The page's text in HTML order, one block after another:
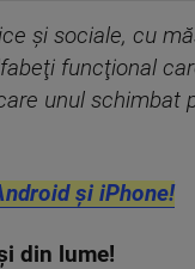
şi sociale, cu
funcţional
unul schimbat
și iPhone!
din lume!